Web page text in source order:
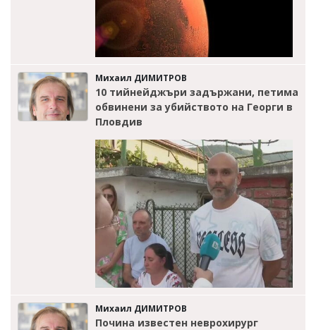
Михаил ДИМИТРОВ
10 тийнейджъри задържани, петима
обвинени за убийството на Георги в
Пловдив
Михаил ДИМИТРОВ
Почина известен неврохирург